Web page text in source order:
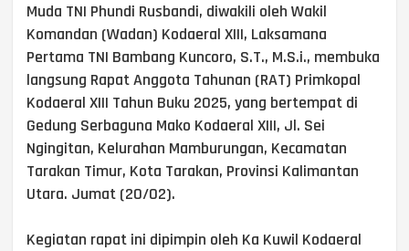
Muda TNI Phundi Rusbandi, diwakili oleh Wakil
Komandan (Wadan) Kodaeral XIII, Laksamana
Pertama TNI Bambang Kuncoro, S.T., M.S.i., membuka
langsung Rapat Anggota Tahunan (RAT) Primkopal
Kodaeral XIII Tahun Buku 2025, yang bertempat di
Gedung Serbaguna Mako Kodaeral XIII, Jl. Sei
Ngingitan, Kelurahan Mamburungan, Kecamatan
Tarakan Timur, Kota Tarakan, Provinsi Kalimantan
Utara. Jumat (20/02).
‎Kegiatan rapat ini dipimpin oleh Ka Kuwil Kodaeral